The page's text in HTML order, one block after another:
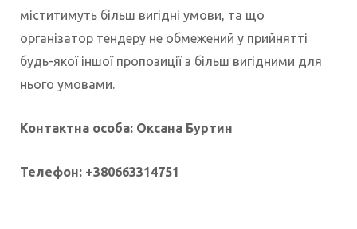
міститимуть більш вигідні умови, та що
організатор тендеру не обмежений у прийнятті
будь-якої іншої пропозиції з більш вигідними для
нього умовами.
Контактна особа: Оксана Буртин
Телефон: +380663314751